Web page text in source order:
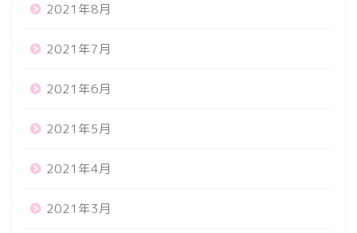
2021年8月
2021年7月
2021年6月
2021年5月
2021年4月
2021年3月